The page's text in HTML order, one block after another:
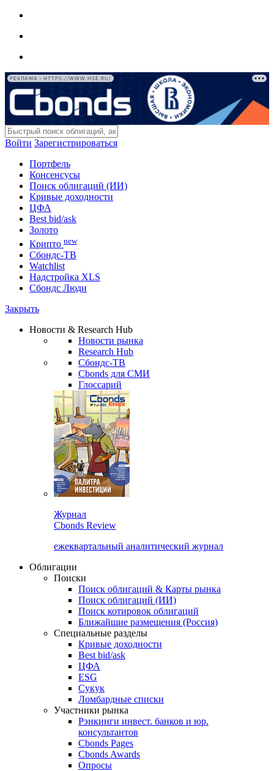
РЕКЛАМА • HTTPS://WWW.HSE.RU/
Войти Зарегистрироваться
Портфель
Консенсусы
Поиск облигаций (ИИ)
Кривые доходности
ЦФА
Best bid/ask
Золото
Крипто new
Сбондс-ТВ
Watchlist
Надстройка XLS
Сбондс Люди
Закрыть
Новости & Research Hub
Новости рынка
Research Hub
Сбондс-ТВ
Cbonds для СМИ
Глоссарий
Журнал
Cbonds Review
ежеквартальный аналитический журнал
Облигации
Поиски
Поиск облигаций & Карты рынка
Поиск облигаций (ИИ)
Поиск котировок облигаций
Ближайшие размещения (Россия)
Специальные разделы
Кривые доходности
Best bid/ask
ЦФА
ESG
Сукук
Ломбардные списки
Участники рынка
Рэнкинги инвест. банков и юр.
консультантов
Cbonds Pages
Cbonds Awards
Опросы